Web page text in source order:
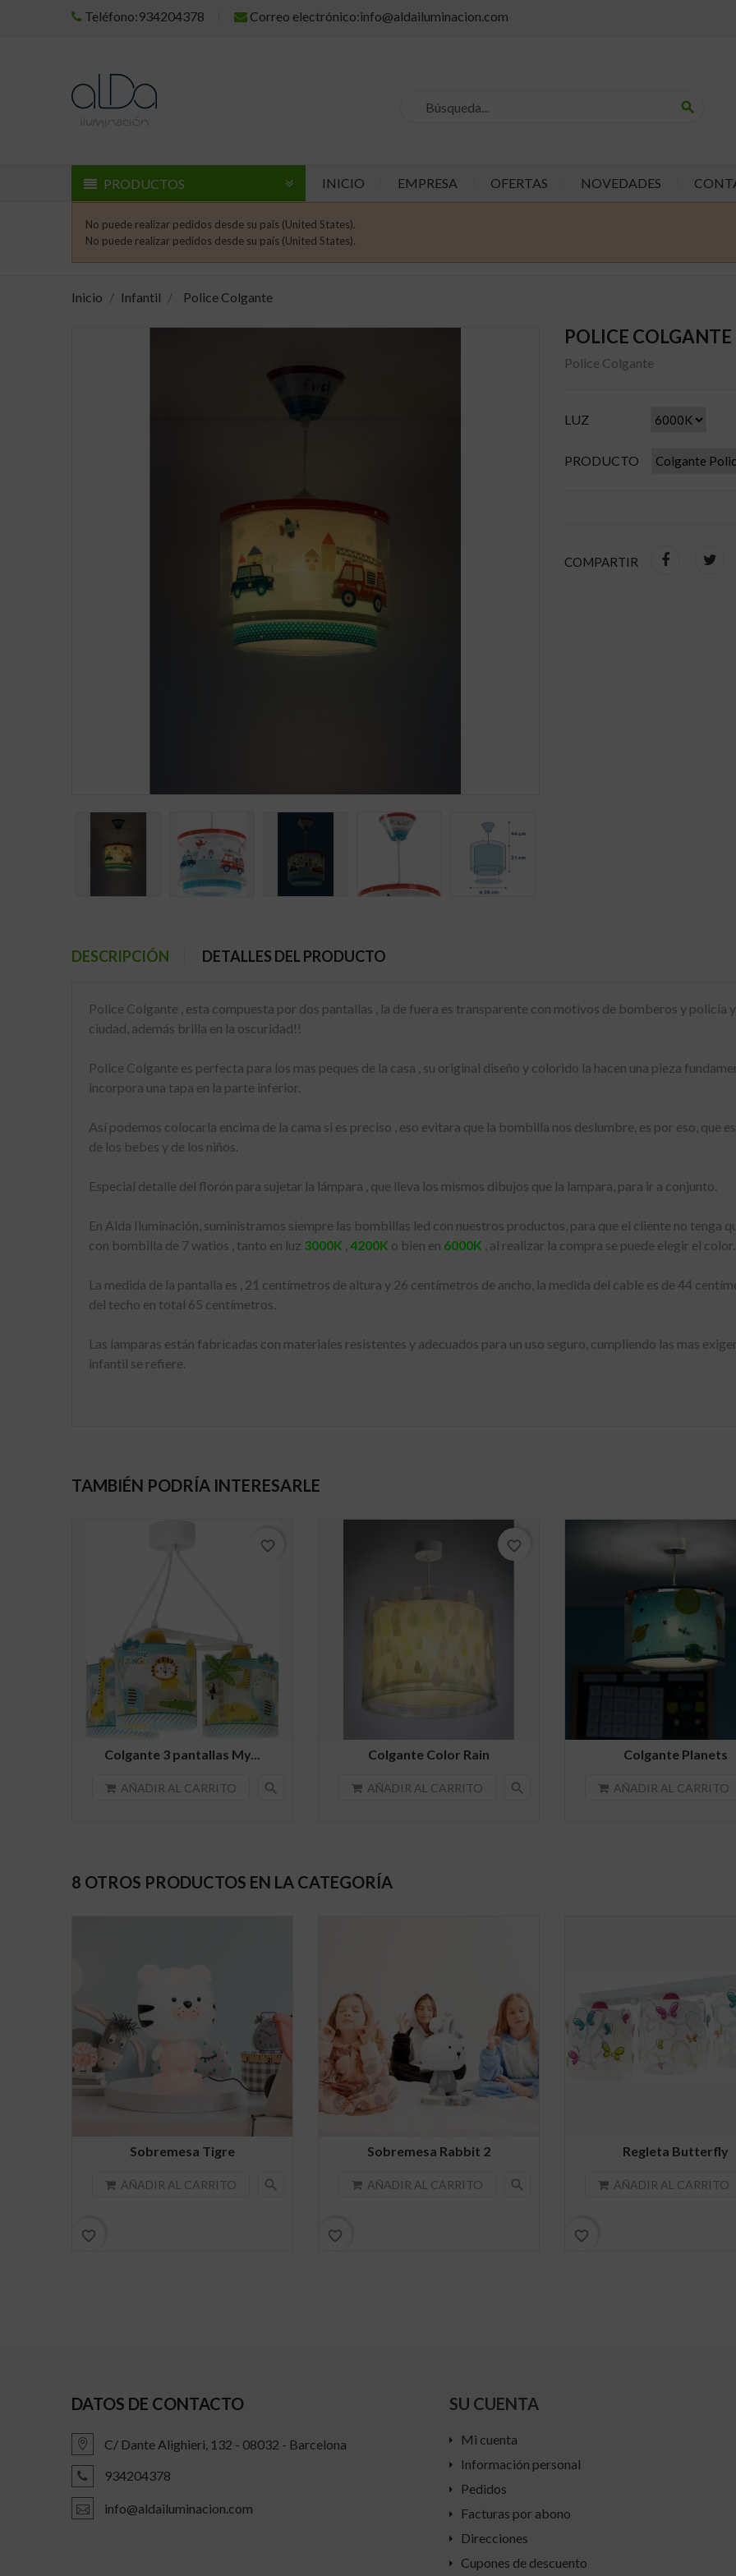
Teléfono:934204378 Correo electrónico:info@aldailuminacion.com
search
PRODUCTOS INICIO EMPRESA OFERTAS NOVEDADES
No puede realizar pedidos desde su país (United States).
No puede realizar pedidos desde su país (United States).
Inicio Infantil Police Colgante
POLICE COLGANTE
Police Colgante
LUZ
PRODUCTO
COMPARTIR
DESCRIPCIÓN DETALLES DEL PRODUCTO
Police Colgante , esta compuesta por dos pantallas , la de fuera es transparente con motivos de bomberos y policía
ciudad, además brilla en la oscuridad!!
Police Colgante es perfecta para los mas peques de la casa , su original diseño y colorido la hacen una pieza
incorpora una tapa en la parte inferior.
Así podemos colocarla encima de la cama si es preciso , eso evitara que la bombilla nos deslumbre, es por eso, que
de los bebes y de los niños.
Especial detalle del florón para sujetar la lámpara , que lleva los mismos dibujos que la lampara, para ir a conjunto.
En Alda Iluminación, suministramos siempre las bombillas led con nuestros productos, para que el cliente no tenga
con bombilla de 7 watios , tanto en luz 3000K 4200K o bien en 6000K , al realizar la compra se puede elegir el color.
La medida de la pantalla es , 21 centímetros de altura y 26 centímetros de ancho, la medida del cable es de 44
del techo en total 65 centímetros.
Las lamparas están fabricadas con materiales resistentes y adecuados para un uso seguro, cumpliendo las mas
infantil se refiere.
TAMBIÉN PODRÍA INTERESARLE
Colgante 3 pantallas My...
AÑADIR AL CARRITO search
favorite_border
Colgante Color Rain
AÑADIR AL CARRITO search
favorite_border
Colgante Planets
AÑADIR AL CARRITO
8 OTROS PRODUCTOS EN LA CATEGORÍA
Sobremesa Tigre
AÑADIR AL CARRITO search
favorite_border
Sobremesa Rabbit 2
AÑADIR AL CARRITO search
favorite_border
Regleta Butterfly
AÑADIR AL CARRITO
favorite_border
DATOS DE CONTACTO
C/ Dante Alighieri, 132 - 08032 - Barcelona
934204378
info@aldailuminacion.com
SU CUENTA
Mi cuenta
Información personal
Pedidos
Facturas por abono
Direcciones
Cupones de descuento